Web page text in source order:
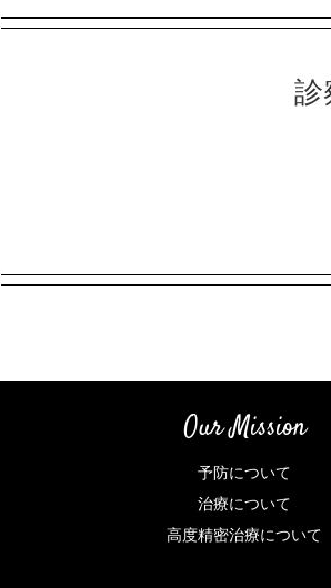
診
Our Mission
予防について
治療について
高度精密治療について